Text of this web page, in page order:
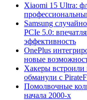
Xiaomi 15 Ultra:
Samsung
PCIe 5.0:
эффективность
OnePlus
новые
Хакеры встроили
обманули с
Помолвочные
начала 2000-х